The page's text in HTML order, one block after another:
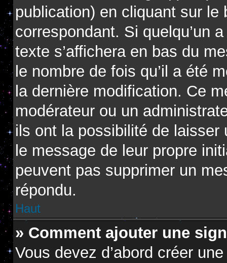
publication) en cliquant sur le
correspondant. Si quelqu’un
texte s’affichera en bas du
le nombre de fois qu’il a été
la dernière modification. Ce
modérateur ou un
ils ont la possibilité de laisser
le message de leur propre
peuvent pas supprimer un
répondu.
Haut
» Comment ajouter une
Vous devez d’abord créer